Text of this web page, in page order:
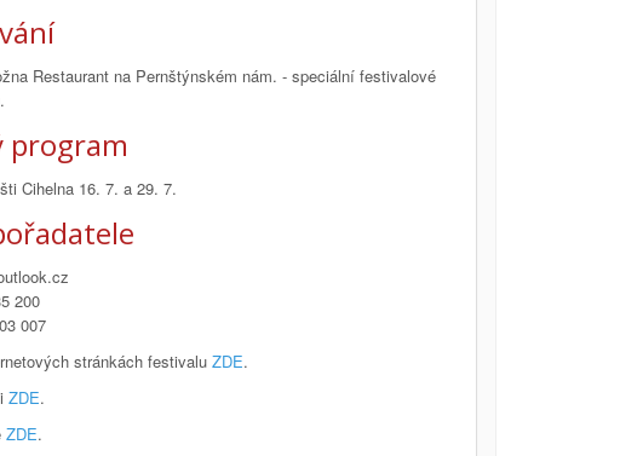
Restaurant na Pernštýnském nám. - speciální festivalové
program
Cihelna 16. 7. a 29. 7.
200
007
stránkách festivaluZDE.
ZDE.
ZDE.